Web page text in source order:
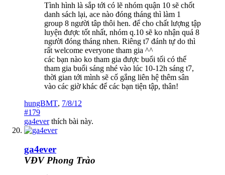
Tình hình là sắp tới có lẽ nhóm quận 10 sẽ chốt
danh sách lại, ace nào đóng tháng thì làm 1
group 8 người tâp thôi hen. để cho chất lượng tập
luyện được tốt nhất, nhóm q.10 sẽ ko nhận quá 8
người đóng tháng nhen. Riêng t7 đánh tự do thì
rất welcome everyone tham gia ^^
các bạn nào ko tham gia được buổi tối có thể
tham gia buổi sáng nhé vào lúc 10-12h sáng t7,
thời gian tới mình sẽ cố gắng liên hệ thêm sân
vào các giờ khác để các bạn tiện tập, thân!
hungBMT, 7/8/12
#179
ga4everthích bài này.
ga4ever
VĐV Phong Trào